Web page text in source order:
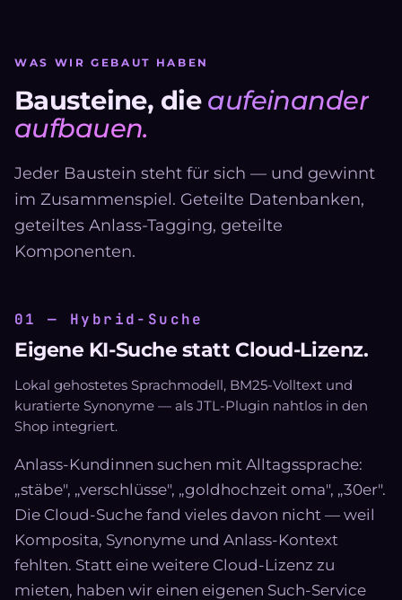
WAS WIR GEBAUT HABEN
Bausteine, die aufeinander
aufbauen.
Jeder Baustein steht für sich — und gewinnt
im Zusammenspiel. Geteilte Datenbanken,
geteiltes Anlass-Tagging, geteilte
Komponenten.
01 — Hybrid-Suche
Eigene KI-Suche statt Cloud-Lizenz.
Lokal gehostetes Sprachmodell, BM25-Volltext und
kuratierte Synonyme — als JTL-Plugin nahtlos in den
Shop integriert.
Anlass-Kundinnen suchen mit Alltagssprache:
„stäbe", „verschlüsse", „goldhochzeit oma", „30er".
Die Cloud-Suche fand vieles davon nicht — weil
Komposita, Synonyme und Anlass-Kontext
fehlten. Statt eine weitere Cloud-Lizenz zu
mieten, haben wir einen eigenen Such-Service